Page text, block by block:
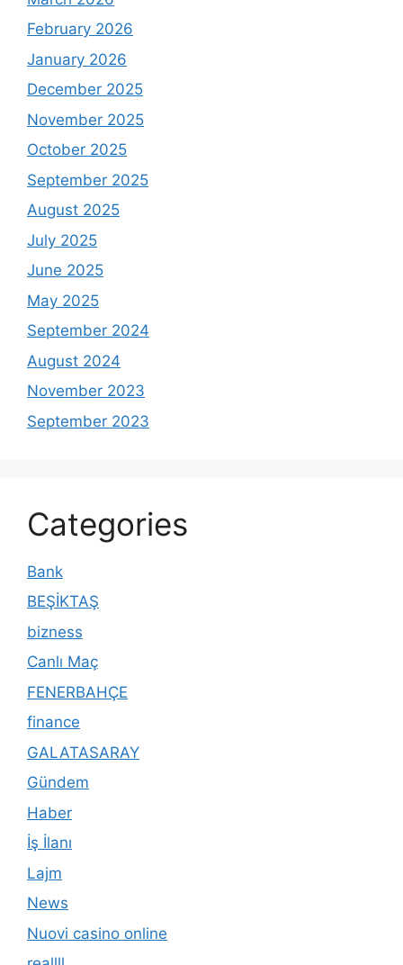
February 2026
January 2026
December 2025
November 2025
October 2025
September 2025
August 2025
July 2025
June 2025
May 2025
September 2024
August 2024
November 2023
September 2023
Categories
Bank
BEŞİKTAŞ
bizness
Canlı Maç
FENERBAHÇE
finance
GALATASARAY
Gündem
Haber
İş İlanı
Lajm
News
Nuovi casino online